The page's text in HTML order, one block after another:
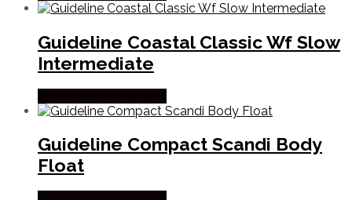
Guideline Coastal Classic Wf Slow
Intermediate
Guideline Compact Scandi Body
Float